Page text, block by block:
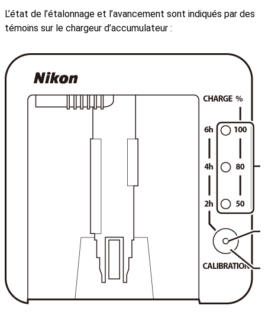
L’état de l’étalonnage et l’avancement sont indiqués par des
témoins sur le chargeur d’accumulateur :